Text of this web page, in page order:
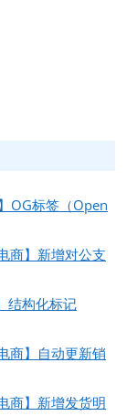
OG标签（Open
商】新增对公支
结构化标记
商】自动更新销
商】新增发货明